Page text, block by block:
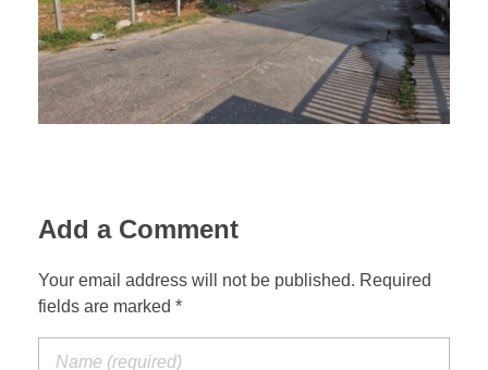
ติดต่อเรา
Add a Comment
Your email address will not be published. Required
fields are marked *